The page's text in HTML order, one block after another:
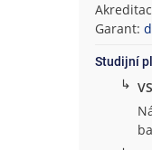
Garant:
Studijní
↳